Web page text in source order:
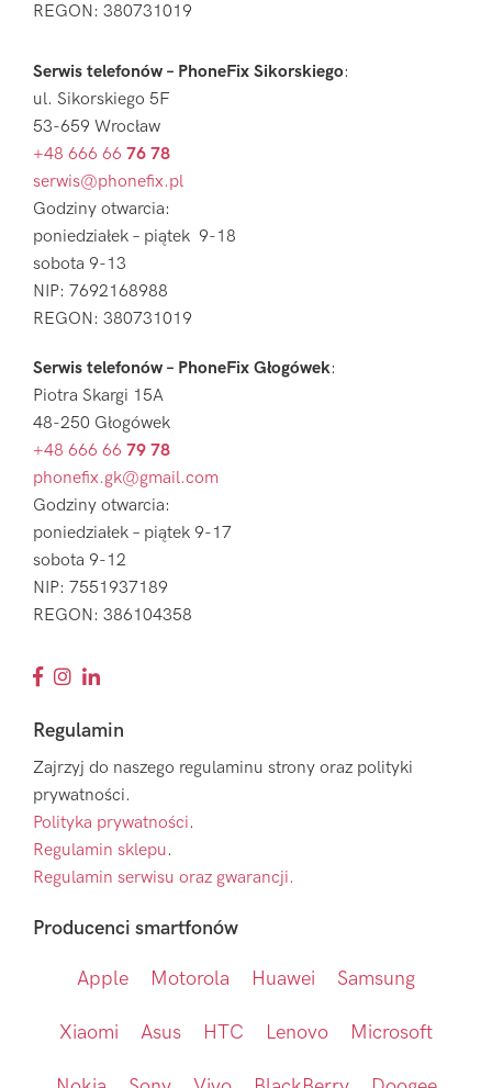
REGON: 380731019
Serwis telefonów – PhoneFix Sikorskiego:
ul. Sikorskiego 5F
53-659 Wrocław
+48 666 66 76 78
serwis@phonefix.pl
Godziny otwarcia:
poniedziałek – piątek 9-18
sobota 9-13
NIP: 7692168988
REGON: 380731019
Serwis telefonów – PhoneFix Głogówek:
Piotra Skargi 15A
48-250 Głogówek
+48 666 66 79 78
phonefix.gk@gmail.com
Godziny otwarcia:
poniedziałek – piątek 9-17
sobota 9-12
NIP: 7551937189
REGON: 386104358
Regulamin
Zajrzyj do naszego regulaminu strony oraz polityki
prywatności.
Polityka prywatności.
Regulamin sklepu.
Regulamin serwisu oraz gwarancji.
Producenci smartfonów
Apple Motorola Huawei Samsung
Xiaomi Asus HTC Lenovo Microsoft